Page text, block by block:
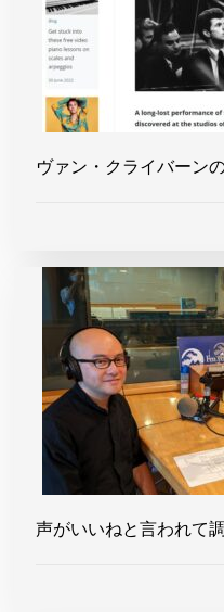
ヴァン・クライバーン
声がいいねと言われて